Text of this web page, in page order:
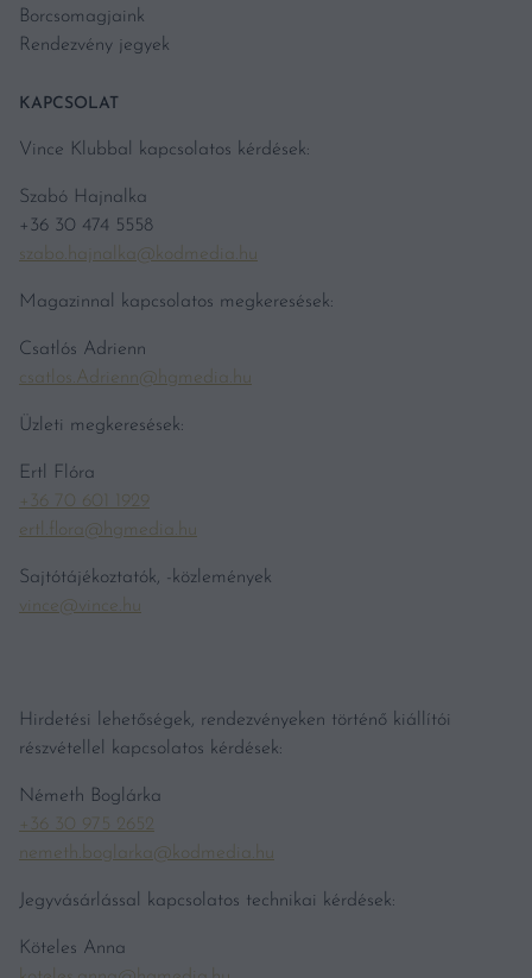
Borcsomagjaink
Rendezvény jegyek
KAPCSOLAT
Vince Klubbal kapcsolatos kérdések:
Szabó Hajnalka
+36 30 474 5558
szabo.hajnalka@kodmedia.hu
Magazinnal kapcsolatos megkeresések:
Csatlós Adrienn
csatlos.Adrienn@hgmedia.hu
Üzleti megkeresések:
Ertl Flóra
+36 70 601 1929
ertl.flora@hgmedia.hu
Sajtótájékoztatók, -közlemények
vince@vince.hu
Hirdetési lehetőségek, rendezvényeken történő kiállítói
részvétellel kapcsolatos kérdések:
Németh Boglárka
+36 30 975 2652
nemeth.boglarka@kodmedia.hu
Jegyvásárlással kapcsolatos technikai kérdések:
Köteles Anna